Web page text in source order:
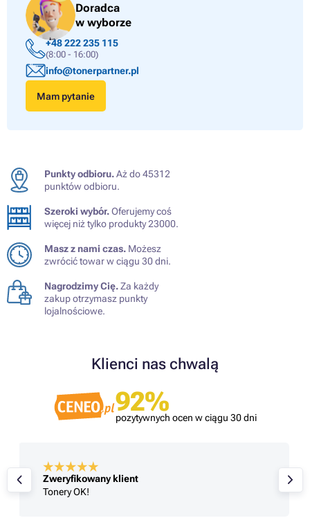
Doradca
w wyborze
+48 222 235 115
(8:00 - 16:00)
info@tonerpartner.pl
Mam pytanie
Punkty odbioru.Aż do 45312
punktów odbioru.
Szeroki wybór.Oferujemy coś
więcej niż tylko produkty 23000.
Masz z nami czas. Możesz
zwrócić towar w ciągu 30 dni.
Nagrodzimy Cię.Za każdy
zakup otrzymasz punkty
lojalnościowe.
Klienci nas chwalą
92%
pozytywnych ocen w ciągu 30 dni
Zweryfikowany klient
Tonery OK!